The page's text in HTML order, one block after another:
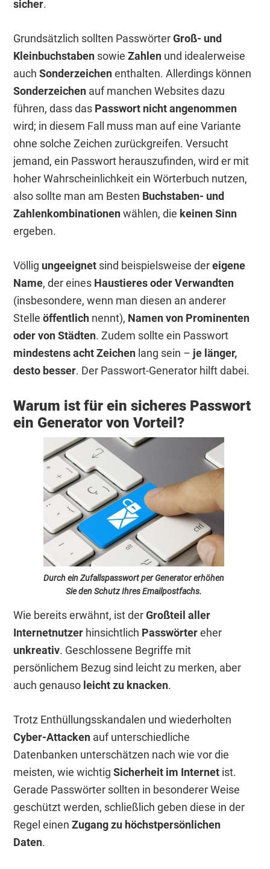
sicher.
Grundsätzlich sollten PasswörterGroß- und
Kleinbuchstaben sowieZahlen und idealerweise
auchSonderzeichenenthalten. Allerdings können
Sonderzeichen auf manchen Websites dazu
führen, dass das Passwort nicht angenommen
wird; in diesem Fall muss man auf eine Variante
ohne solche Zeichen zurückgreifen. Versucht
jemand, ein Passwort herauszufinden, wird er mit
hoher Wahrscheinlichkeit ein Wörterbuch nutzen,
also sollte man am Besten Buchstaben- und
Zahlenkombinationenwählen, die keinen Sinn
ergeben.
Völlig ungeeignet sind beispielsweise dereigene
Name, der eines Haustieres oder Verwandten
(insbesondere, wenn man diesen an anderer
Stelleöffentlich nennt), Namen von Prominenten
oder von Städten. Zudem sollte ein Passwort
mindestens acht Zeichen lang sein – je länger,
desto besser. Der Passwort-Generator hilft dabei.
Warum ist für ein sicheres Passwort
ein Generator von Vorteil?
Durch ein Zufallspasswort per Generator erhöhen
Sie den Schutz Ihres Emailpostfachs.
Wie bereits erwähnt, ist derGroßteil aller
Internetnutzer hinsichtlich Passwörtereher
unkreativ. Geschlossene Begriffe mit
persönlichem Bezug sind leicht zu merken, aber
auch genauso leicht zu knacken.
Trotz Enthüllungsskandalen und wiederholten
Cyber-Attacken auf unterschiedliche
Datenbanken unterschätzen nach wie vor die
meisten, wie wichtigSicherheit im Internet ist.
Gerade Passwörter sollten in besonderer Weise
geschützt werden, schließlich geben diese in der
Regel einenZugang zu höchstpersönlichen
Daten.